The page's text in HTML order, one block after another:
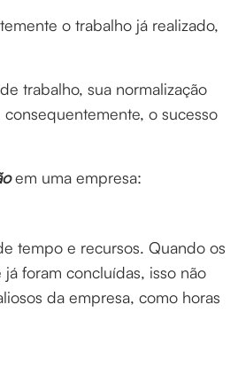
o trabalho já realizado,
trabalho, sua normalização
o sucesso
em uma empresa:
tempo e recursos. Quando os
foram concluídas, isso não
da empresa, como horas